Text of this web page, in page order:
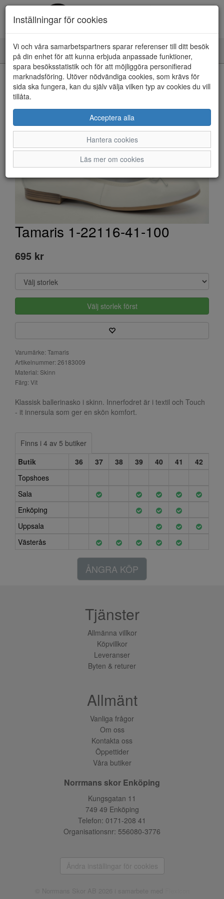
Toggle
navigation
HEM
Tamaris 1-22116-41-100
695 kr
Välj storlek först
Varumärke: Tamaris
Artikelnummer: 26183009
Material: Skinn
Färg: Vit
Klassisk ballerinasko i skinn. Innerfodret är i textil och Touch
- it innersula som ger en skön komfort.
Finns i 4 av 5 butiker
Butik
36 37 38 39 40 41
42
Topshoes
Sala
Enköping
Uppsala
Västerås
ÅNGRA KÖP
Inställningar för cookies
Vi och våra samarbetspartners sparar referenser till ditt besök
på din enhet för att kunna erbjuda anpassade funktioner,
spara besöksstatistik och för att möjliggöra personifierad
marknadsföring. Utöver nödvändiga cookies, som krävs för
sida ska fungera, kan du själv välja vilken typ av cookies du vill
tillåta.
Acceptera alla
Hantera cookies
Läs mer om cookies
Tjänster
Allmänna villkor
Köpvillkor
Leveranser
Byten & returer
Allmänt
Vanliga frågor
Om oss
Kontakta oss
Öppettider
Våra butiker
Norrmans skor Enköping
Kungsgatan 11
749 49 Enköping
Telefon: 0171-208 41
Organisationsnr: 556080-3776
Ändra inställingar för cookies